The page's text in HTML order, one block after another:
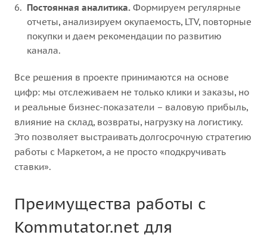
Постоянная аналитика. Формируем регулярные
отчеты, анализируем окупаемость, LTV, повторные
покупки и даем рекомендации по развитию
канала.
Все решения в проекте принимаются на основе
цифр: мы отслеживаем не только клики и заказы, но
и реальные бизнес-показатели – валовую прибыль,
влияние на склад, возвраты, нагрузку на логистику.
Это позволяет выстраивать долгосрочную стратегию
работы с Маркетом, а не просто «подкручивать
ставки».
Преимущества работы с
Kommutator.net для